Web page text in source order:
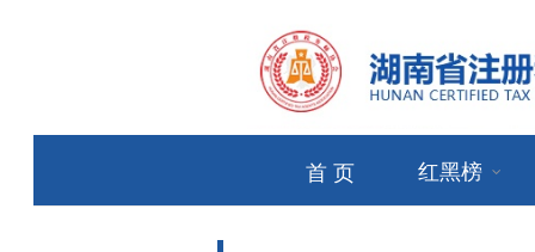
首 页 红黑榜